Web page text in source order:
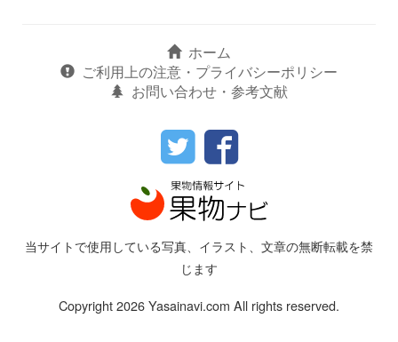
ホーム
ご利用上の注意・プライバシーポリシー
お問い合わせ・参考文献
当サイトで使用している写真、イラスト、文章の無断転載を禁
じます
Copyright 2026 Yasainavi.com All rights reserved.